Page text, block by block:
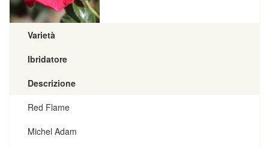
Varietà
Ibridatore
Descrizione
Red Flame
Michel Adam